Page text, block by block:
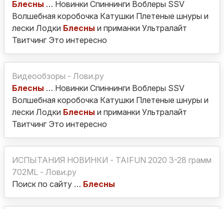
Блесны … Новинки Спиннинги Воблеры SSV
Волшебная коробочка Катушки Плетеные шнуры и
лески Лодки Блесны и приманки Ультралайт
Твитчинг Это интересно
Видеообзоры - Лови.ру
Блесны … Новинки Спиннинги Воблеры SSV
Волшебная коробочка Катушки Плетеные шнуры и
лески Лодки Блесны и приманки Ультралайт
Твитчинг Это интересно
ИСПЫТАНИЯ НОВИНКИ - TAIFUN 2020 3-28 грамм
702ML - Лови.ру
Поиск по сайту … Блесны